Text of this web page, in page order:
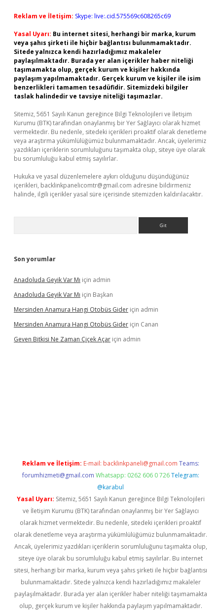
Reklam ve İletişim: Skype: live:.cid.575569c608265c69
Yasal Uyarı: Bu internet sitesi, herhangi bir marka, kurum
veya şahıs şirketi ile hiçbir bağlantısı bulunmamaktadır.
Sitede yalnızca kendi hazırladığımız makaleler
paylaşılmaktadır. Burada yer alan içerikler haber niteliği
taşımamakta olup, gerçek kurum ve kişiler hakkında
paylaşım yapılmamaktadır. Gerçek kurum ve kişiler ile isim
benzerlikleri tamamen tesadüfidir. Sitemizdeki bilgiler
taslak halindedir ve tavsiye niteliği taşımazlar.
Sitemiz, 5651 Sayılı Kanun gereğince Bilgi Teknolojileri ve İletişim
Kurumu (BTK) tarafından onaylanmış bir Yer Sağlayıcı olarak hizmet
vermektedir. Bu nedenle, sitedeki içerikleri proaktif olarak denetleme
veya araştırma yükümlülüğümüz bulunmamaktadır. Ancak, üyelerimiz
yazdıkları içeriklerin sorumluluğunu taşımakta olup, siteye üye olarak
bu sorumluluğu kabul etmiş sayılırlar.
Hukuka ve yasal düzenlemelere aykırı olduğunu düşündüğünüz
içerikleri, backlinkpanelicomtr@gmail.com adresine bildirmeniz
halinde, ilgili içerikler yasal süre içerisinde sitemizden kaldırılacaktır.
Son yorumlar
Anadoluda Geyik Var Mı için admin
Anadoluda Geyik Var Mı için Başkan
Mersinden Anamura Hangi Otobüs Gider için admin
Mersinden Anamura Hangi Otobüs Gider için Canan
Geven Bitkisi Ne Zaman Çiçek Açar için admin
Reklam ve İletişim: E-mail: backlinkpaneli@gmail.com Teams:
forumhizmeti@gmail.com Whatsapp: 0262 606 0 726 Telegram:
@karabul
Yasal Uyarı: Sitemiz, 5651 Sayılı Kanun gereğince Bilgi Teknolojileri
ve İletişim Kurumu (BTK) tarafından onaylanmış bir Yer Sağlayıcı
olarak hizmet vermektedir. Bu nedenle, sitedeki içerikleri proaktif
olarak denetleme veya araştırma yükümlülüğümüz bulunmamaktadır.
Ancak, üyelerimiz yazdıkları içeriklerin sorumluluğunu taşımakta olup,
siteye üye olarak bu sorumluluğu kabul etmiş sayılırlar. Bu internet
sitesi, herhangi bir marka, kurum veya şahıs şirketi ile hiçbir bağlantısı
bulunmamaktadır. Sitede yalnızca kendi hazırladığımız makaleler
paylaşılmaktadır. Burada yer alan içerikler haber niteliği taşımamakta
olup, gerçek kurum ve kişiler hakkında paylaşım yapılmamaktadır.